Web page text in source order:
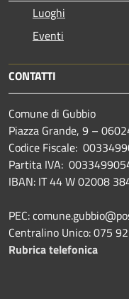
Luoghi
Eventi
CONTATTI
Comune di Gubbio
Piazza Grande, 9 –
Codice Fiscale:
Partita IVA:
IBAN: IT 44 W 02008
PEC:
Centralino Unico: 075
Rubrica telefonica